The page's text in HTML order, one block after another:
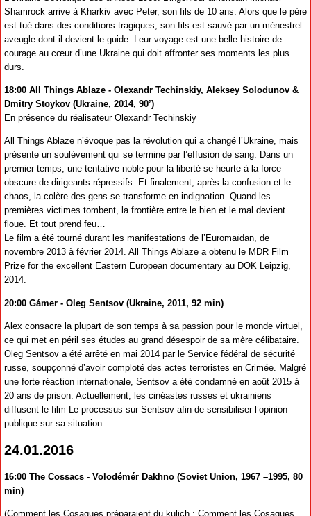
Shamrock arrive à Kharkiv avec Peter, son fils de 10 ans. Alors que le père
est tué dans des conditions tragiques, son fils est sauvé par un ménestrel
aveugle dont il devient le guide. Leur voyage est une belle histoire de
courage au cœur d’une Ukraine qui doit affronter ses moments les plus
durs.
18:00 All Things Ablaze - Olexandr Techinskiy, Aleksey Solodunov &
Dmitry Stoykov (Ukraine, 2014, 90’)
En présence du réalisateur Olexandr Techinskiy
All Things Ablaze n’évoque pas la révolution qui a changé l’Ukraine, mais
présente un soulèvement qui se termine par l’effusion de sang. Dans un
premier temps, une tentative noble pour la liberté se heurte à la force
obscure de dirigeants répressifs. Et finalement, après la confusion et le
chaos, la colère des gens se transforme en indignation. Quand les
premières victimes tombent, la frontière entre le bien et le mal devient
floue. Et tout prend feu…
Le film a été tourné durant les manifestations de l’Euromaїdan, de
novembre 2013 à février 2014. All Things Ablaze a obtenu le MDR Film
Prize for the excellent Eastern European documentary au DOK Leipzig,
2014.
20:00 Gámer - Oleg Sentsov (Ukraine, 2011, 92 min)
Alex consacre la plupart de son temps à sa passion pour le monde virtuel,
ce qui met en péril ses études au grand désespoir de sa mère célibataire.
Oleg Sentsov a été arrêté en mai 2014 par le Service fédéral de sécurité
russe, soupçonné d’avoir comploté des actes terroristes en Crimée. Malgré
une forte réaction internationale, Sentsov a été condamné en août 2015 à
20 ans de prison. Actuellement, les cinéastes russes et ukrainiens
diffusent le film Le processus sur Sentsov afin de sensibiliser l’opinion
publique sur sa situation.
24.01.2016
16:00 The Cossacs - Volodémér Dakhno (Soviet Union, 1967 –1995, 80
min)
(Comment les Cosaques préparaient du kulich ; Comment les Cosaques